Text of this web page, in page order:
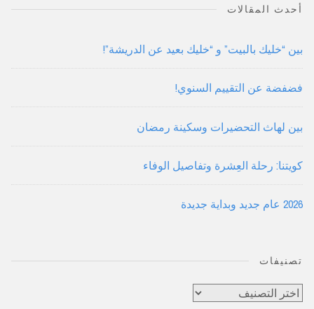
أحدث المقالات
بين “خليك بالبيت” و “خليك بعيد عن الدريشة”!
فضفضة عن التقييم السنوي!
بين لهاث التحضيرات وسكينة رمضان
كويتنا: رحلة العِشرة وتفاصيل الوفاء
2026 عام جديد وبداية جديدة
تصنيفات
تصنيفات